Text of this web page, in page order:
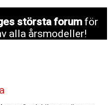
största forum för
alla årsmodeller!